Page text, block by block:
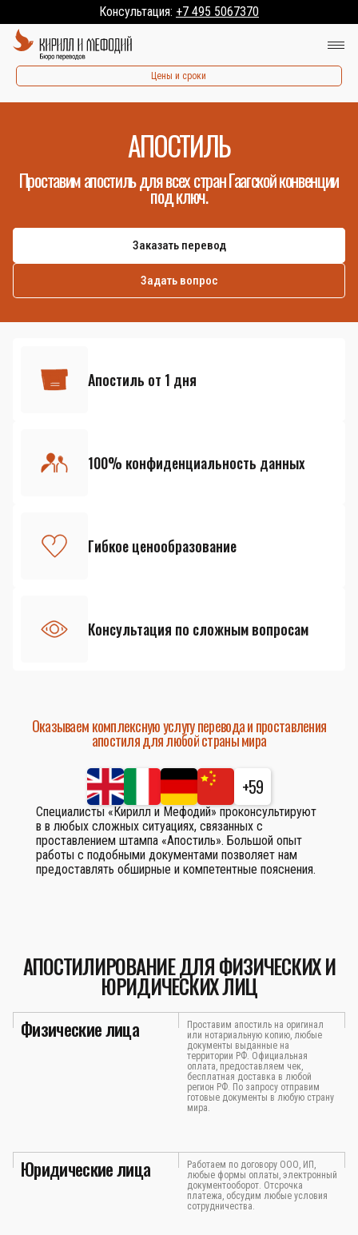
Консультация: +7 495 5067370
Цены и сроки
АПОСТИЛЬ
Проставим апостиль для всех стран Гаагской конвенции
под ключ.
Заказать перевод
Задать вопрос
Апостиль от 1 дня
100% конфиденциальность данных
Гибкое ценообразование
Консультация по сложным вопросам
Оказываем комплексную услугу перевода и проставления
апостиля для любой страны мира
+59
Специалисты «Кирилл и Мефодий» проконсультируют
в в любых сложных ситуациях, связанных с
проставлением штампа «Апостиль». Большой опыт
работы с подобными документами позволяет нам
предоставлять обширные и компетентные пояснения.
АПОСТИЛИРОВАНИЕ ДЛЯ ФИЗИЧЕСКИХ И
ЮРИДИЧЕСКИХ ЛИЦ
Физические лица
Проставим апостиль на оригинал
или нотариальную копию, любые
документы выданные на
территории РФ. Официальная
оплата, предоставляем чек,
бесплатная доставка в любой
регион РФ. По запросу отправим
готовые документы в любую страну
мира.
Юридические лица
Работаем по договору ООО, ИП,
любые формы оплаты, электронный
документооборот. Отсрочка
платежа, обсудим любые условия
сотрудничества.